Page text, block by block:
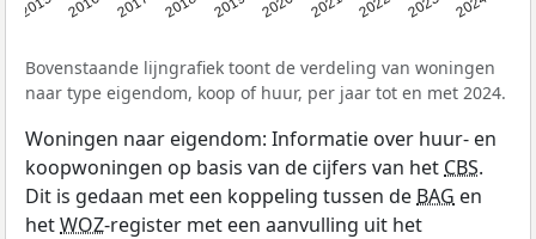
Bovenstaande lijngrafiek toont de verdeling van woningen
naar type eigendom, koop of huur, per jaar tot en met 2024.
Woningen naar eigendom: Informatie over huur- en
koopwoningen op basis van de cijfers van hetCBS.
Dit is gedaan met een koppeling tussen deBAG en
hetWOZ-register met een aanvulling uit het